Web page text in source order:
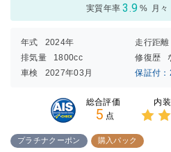
実質年率 3.9 % 月々
年式 2024年 走行距離
排気量
1800cc 修復歴
車検
2027年03月 保証付
総合評価
5 点
内装
2.5
プラチナクーポン 購入パック